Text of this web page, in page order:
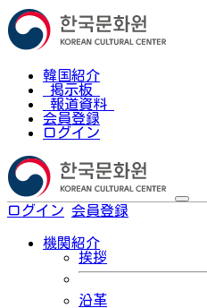
韓国紹介
掲示板
報道資料
会員登録
ログイン
ログイン 会員登録
機関紹介
挨拶
沿革